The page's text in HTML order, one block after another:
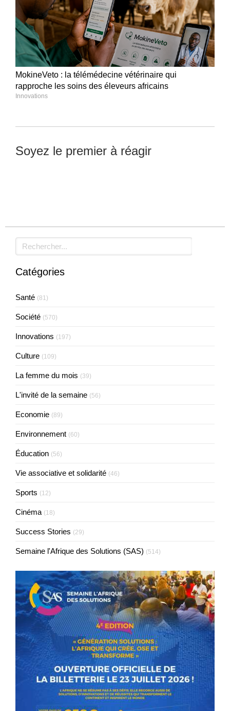
MokineVeto : la télémédecine vétérinaire qui
rapproche les soins des éleveurs africains
Innovations
Soyez le premier à réagir
Rechercher
Catégories
Santé (81)
Société (570)
Innovations (197)
Culture (109)
La femme du mois (39)
L'invité de la semaine (56)
Economie (89)
Environnement (60)
Éducation (56)
Vie associative et solidarité (46)
Sports (12)
Cinéma (18)
Success Stories (29)
Semaine l'Afrique des Solutions (SAS) (514)